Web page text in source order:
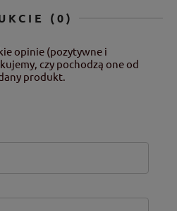
(0)
opinie (pozytywne i
czy pochodzą one od
produkt.